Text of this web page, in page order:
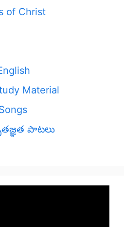
of Christ
Material
పాటలు